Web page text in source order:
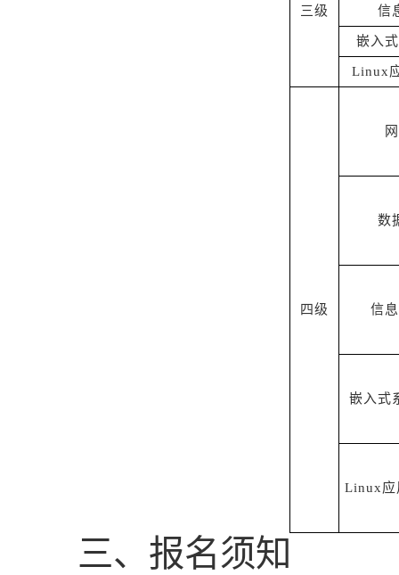
三级 信
嵌入
Linux
四级
数
信
嵌入式
Linux应
三、报名须知